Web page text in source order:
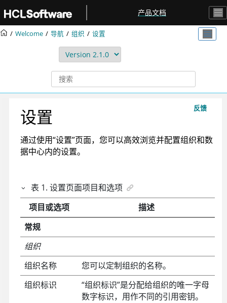
产品文档
Welcome 导航 组织 设置
反馈
设置
通过使用“设置”页面，您可以高效浏览并配置组织和数
据中心内的设置。
表 1.设置页面项目和选项
项目或选项
描述
常规
组织
组织名称
您可以定制组织的名称。
组织标识
“组织标识”是分配给组织的唯一字母
数字标识，用作不同的引用密钥。